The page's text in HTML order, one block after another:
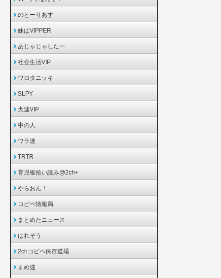
のとーりあす
妹はVIPPER
あじゃじゃしたー
社会生活VIP
ワロタニッキ
SLPY
犬速VIP
中の人
ワラ速
TRTR
育児板拾い読み@2ch+
やらおん！
コピペ情報局
まとめたニュース
はれぞう
2chコピペ保存道場
まめ速